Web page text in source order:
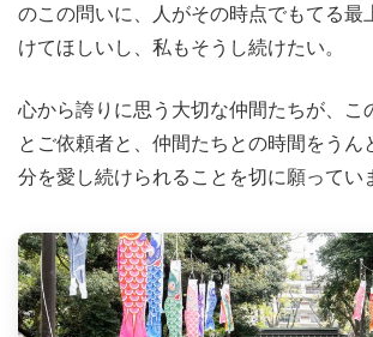
のこの問いに、人がその時点でもてる最
けてほしいし、私もそうし続けたい。
心から誇りに思う大切な仲間たちが、こ
とご依頼者と、仲間たちとの時間をうん
分を愛し続けられることを切に願ってい